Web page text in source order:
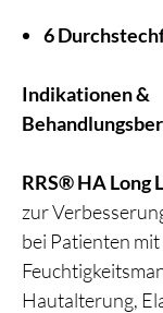
6
Indikationen &
RRS® HA Long
zur
bei Patienten mit
Hautalterung,